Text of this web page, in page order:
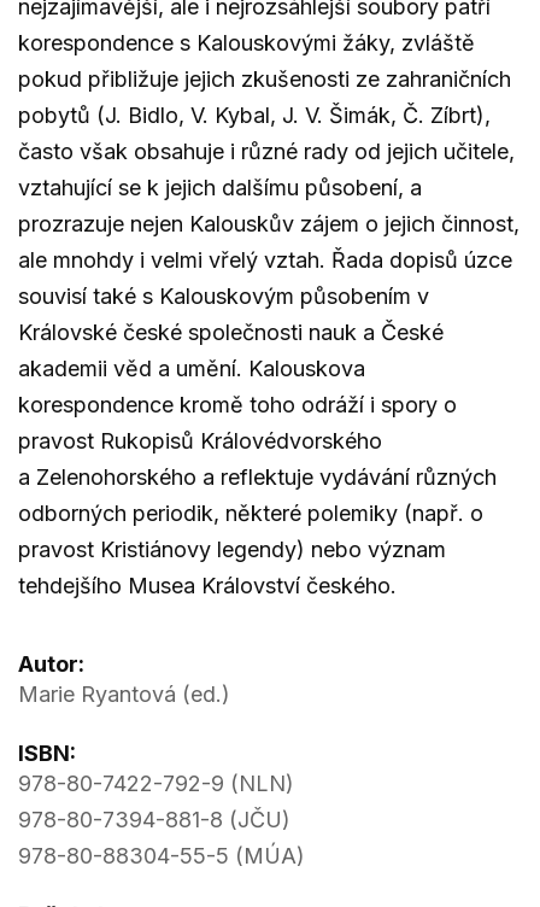
nejzajímavější, ale i nejrozsáhlejší soubory patří
korespondence s Kalouskovými žáky, zvláště
pokud přibližuje jejich zkušenosti ze zahraničních
pobytů (J. Bidlo, V. Kybal, J. V. Šimák, Č. Zíbrt),
často však obsahuje i různé rady od jejich učitele,
vztahující se k jejich dalšímu působení, a
prozrazuje nejen Kalouskův zájem o jejich činnost,
ale mnohdy i velmi vřelý vztah. Řada dopisů úzce
souvisí také s Kalouskovým působením v
Královské české společnosti nauk a České
akademii věd a umění. Kalouskova
korespondence kromě toho odráží i spory o
pravost Rukopisů Královédvorského
a Zelenohorského a reflektuje vydávání různých
odborných periodik, některé polemiky (např. o
pravost Kristiánovy legendy) nebo význam
tehdejšího Musea Království českého.
Autor:
Marie Ryantová (ed.)
ISBN:
978-80-7422-792-9 (NLN)
978-80-7394-881-8 (JČU)
978-80-88304-55-5 (MÚA)